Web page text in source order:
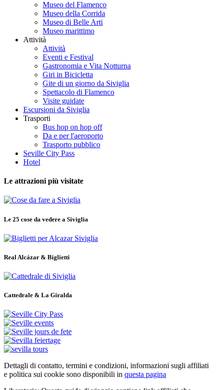
Museo del Flamenco
Museo della Corrida
Museo di Belle Arti
Museo marittimo
Attività
Attività
Eventi e Festival
Gastronomia e Vita Notturna
Giri in Bicicletta
Gite di un giorno da Siviglia
Spettacolo di Flamenco
Visite guidate
Escursioni da Siviglia
Trasporti
Bus hop on hop off
Da e per l'aeroporto
Trasporto pubblico
Seville City Pass
Hotel
Le attrazioni più visitate
Le 25 cose da vedere a Siviglia
Real Alcázar & Biglietti
Cattedrale & La Giralda
Dettagli di contatto, termini e condizioni, informazioni sugli affiliati
e politica sui cookie sono disponibili in questa pagina